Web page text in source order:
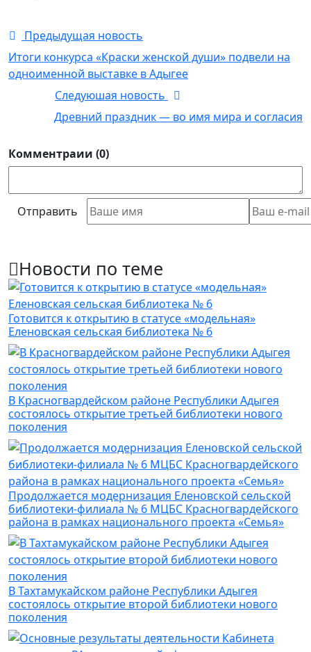
Предыдущая новость
Итоги конкурса «Краски женской души» подвели на
одноименной выставке в Адыгее
Следуюшая новость
Древний праздник — во имя мира и согласия
Комментраии (0)
Отправить
Новости по теме
Готовится к открытию в статусе «модельная»
Еленовская сельская библиотека № 6
В Красногвардейском районе Республики Адыгея
состоялось открытие третьей библиотеки нового
поколения
Продолжается модернизация Еленовской сельской
библиотеки-филиала № 6 МЦБС Красногвардейского
района в рамках национального проекта «Семья»
В Тахтамукайском районе Республики Адыгея
состоялось открытие второй библиотеки нового
поколения